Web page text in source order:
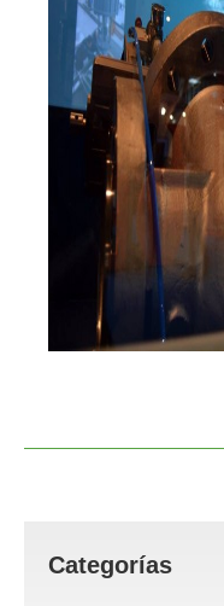
Categorías